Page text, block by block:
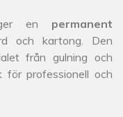
en permanent
och kartong. Den
från gulning och
för professionell och